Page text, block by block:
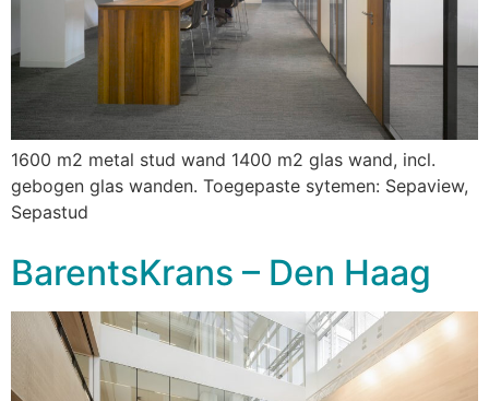
1600 m2 metal stud wand 1400 m2 glas wand, incl.
gebogen glas wanden. Toegepaste sytemen: Sepaview,
Sepastud
BarentsKrans – Den Haag